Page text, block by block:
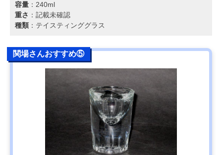
容量 ：240ml
重さ ：記載未確認
種類 ：テイスティンググラス
関場さんおすすめ⑤